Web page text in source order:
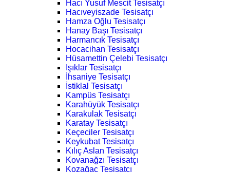
Hacı Yusuf Mescit Tesisatçı
Hacıveyiszade Tesisatçı
Hamza Oğlu Tesisatçı
Hanay Başı Tesisatçı
Harmancık Tesisatçı
Hocacihan Tesisatçı
Hüsamettin Çelebi Tesisatçı
Işıklar Tesisatçı
İhsaniye Tesisatçı
İstiklal Tesisatçı
Kampüs Tesisatçı
Karahüyük Tesisatçı
Karakulak Tesisatçı
Karatay Tesisatçı
Keçeciler Tesisatçı
Keykubat Tesisatçı
Kılıç Aslan Tesisatçı
Kovanağzı Tesisatçı
Kozağaç Tesisatçı